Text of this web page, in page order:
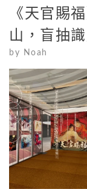
《天官賜
山，盲抽
by Noah